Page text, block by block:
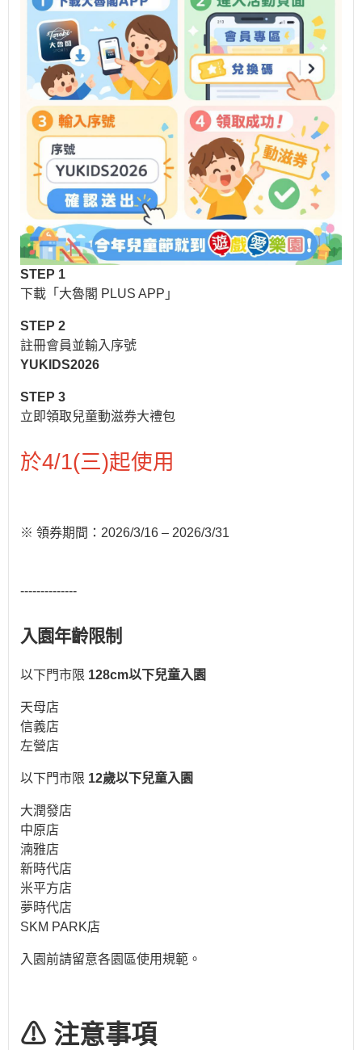
STEP 1
下載「大魯閣 PLUS APP」
STEP 2
註冊會員並輸入序號
YUKIDS2026
STEP 3
立即領取兒童動滋券大禮包
於4/1(三)起使用
※ 領券期間：2026/3/16 – 2026/3/31
--------------
入園年齡限制
以下門市限 128cm以下兒童入園
天母店
信義店
左營店
以下門市限 12歲以下兒童入園
大潤發店
中原店
湳雅店
新時代店
米平方店
夢時代店
SKM PARK店
入園前請留意各園區使用規範。
⚠ 注意事項